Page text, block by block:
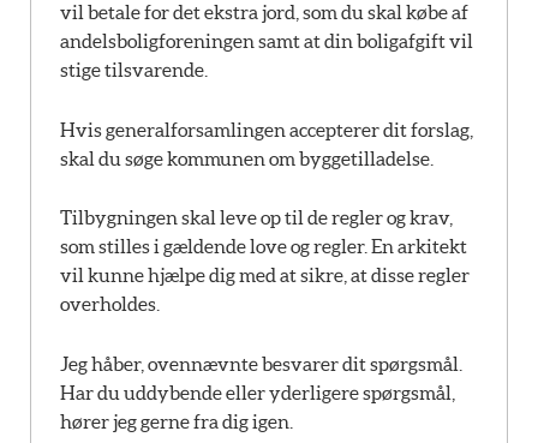
vil betale for det ekstra jord, som du skal købe af
andelsboligforeningen samt at din boligafgift vil
stige tilsvarende.
Hvis generalforsamlingen accepterer dit forslag,
skal du søge kommunen om byggetilladelse.
Tilbygningen skal leve op til de regler og krav,
som stilles i gældende love og regler. En arkitekt
vil kunne hjælpe dig med at sikre, at disse regler
overholdes.
Jeg håber, ovennævnte besvarer dit spørgsmål.
Har du uddybende eller yderligere spørgsmål,
hører jeg gerne fra dig igen.